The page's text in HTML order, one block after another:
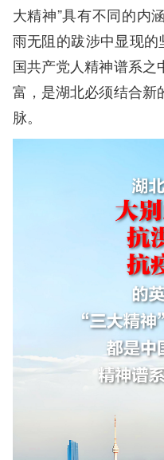
大精神”具有不同的内
雨无阻的跋涉中显现的
国共产党人精神谱系
富，是湖北必须结合新
脉。